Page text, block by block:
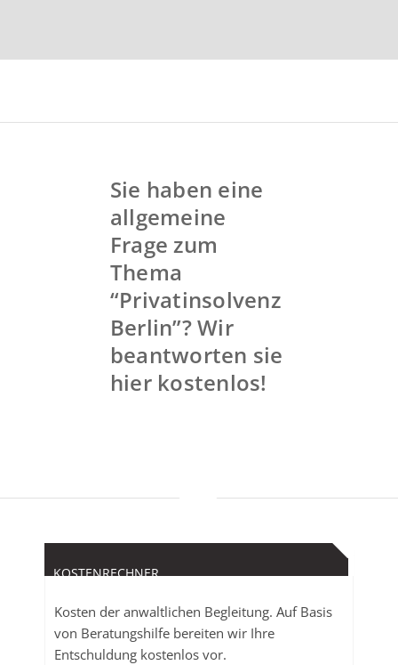
Sie haben eine
allgemeine
Frage zum
Thema
“Privatinsolvenz
Berlin”? Wir
beantworten sie
hier kostenlos!
KOSTENRECHNER
Kosten der anwaltlichen Begleitung. Auf Basis
von Beratungshilfe bereiten wir Ihre
Entschuldung kostenlos vor.